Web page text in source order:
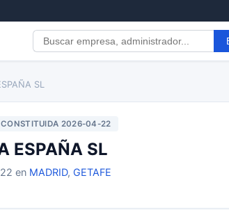
SL
CONSTITUIDA 2026-04-22
ESPAÑA SL
en MADRID, GETAFE